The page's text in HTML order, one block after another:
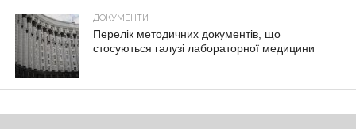
ДОКУМЕНТИ
Перелік методичних документів, що
стосуються галузі лабораторної медицини